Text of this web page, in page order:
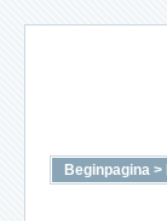
Beginpagina >